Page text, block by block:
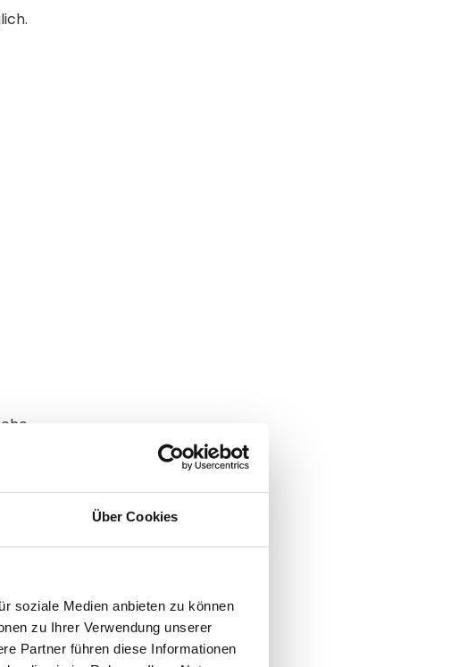
Über Cookies
soziale Medien anbieten zu können
zu Ihrer Verwendung unserer
Partner führen diese Informationen